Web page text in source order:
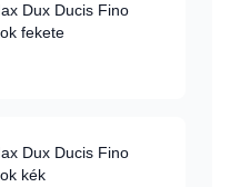
Dux Ducis Fino
fekete
Dux Ducis Fino
kék